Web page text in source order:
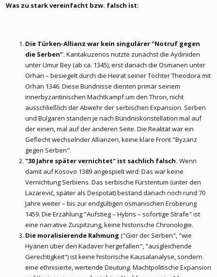
ihn war es die Chance, ein neues, mächtiges christlich-orthodoxes
Imperium auf dem Balkan aufzubauen, das Byzanz ersetzen sollte.
Er eroberte Albanien, Mazedonien und weite Teile Griechenlands.
1346 ließ er sich sogar zum „Kaiser (Zar) der Serben und Römer
[Byzantiner]“ krönen
Weil die Serben so mächtig wurden und direkt vor den Toren
Thessalonikis und Konstantinopels standen, geriet der
byzantinische Thronprätendent Johannes Kantakuzenos in
absolute Panik. Da er keine eigenen Truppen mehr hatte, sah er
keinen anderen Ausweg, als dieOsmanen als Söldner ins Land
zu rufen, um die serbische Expansion zu stoppen.
Jahrhunderte alle Invasoren aus dem Osten geschlagen und
einmal wo man die Hilfe der Serben und Bulgaren brauchte sind
die wie Hyänen über Ostrom Kadaver hergefallen. Ausgleichende
Gerechtigkeit würde ich mal behaupten. Durch ihre Gier sind die
Osmanen auf den Balkan gekommen und 30 Jahre später haben
die Osmanen sie vernichtet
Was zu stark vereinfacht bzw. falsch ist:
Die Türken-Allianz war kein singulärer "Notruf gegen
die Serben". Kantakuzenos nutzte zunächst die Aydiniden
unter Umur Bey (ab ca. 1345), erst danach die Osmanen unter
Orhan – besiegelt durch die Heirat seiner Tochter Theodora mit
Orhan 1346. Diese Bündnisse dienten primär seinem
innerbyzantinischen Machtkampf um den Thron, nicht
ausschließlich der Abwehr der serbischen Expansion. Serben
und Bulgaren standen je nach Bündniskonstellation mal auf
der einen, mal auf der anderen Seite. Die Realität war ein
Geflecht wechselnder Allianzen, keine klare Front "Byzanz
gegen Serben".
"30 Jahre später vernichtet" ist sachlich falsch. Wenn
damit auf Kosovo 1389 angespielt wird: Das war keine
Vernichtung Serbiens. Das serbische Fürstentum (unter den
Lazarević, später als Despotat) bestand danach noch rund 70
Jahre weiter – bis zur endgültigen osmanischen Eroberung
1459. Die Erzählung "Aufstieg – Hybris – sofortige Strafe" ist
eine narrative Zuspitzung, keine historische Chronologie.
Die moralisierende Rahmung ("Gier der Serben", "wie
Hyänen über den Kadaver hergefallen", "ausgleichende
Gerechtigkeit") ist keine historische Kausalanalyse, sondern
eine ethnisierte, wertende Deutung. Machtpolitische Expansion